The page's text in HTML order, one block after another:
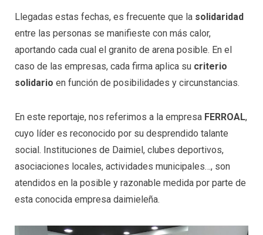
Llegadas estas fechas, es frecuente que la solidaridad
entre las personas se manifieste con más calor,
aportando cada cual el granito de arena posible. En el
caso de las empresas, cada firma aplica su criterio
solidario en función de posibilidades y circunstancias.
En este reportaje, nos referimos a la empresa FERROAL,
cuyo líder es reconocido por su desprendido talante
social. Instituciones de Daimiel, clubes deportivos,
asociaciones locales, actividades municipales…, son
atendidos en la posible y razonable medida por parte de
esta conocida empresa daimieleña.